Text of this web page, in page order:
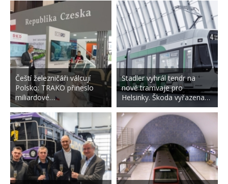
Čeští železničáři válcují
Polsko: TRAKO přineslo
miliardové…
Stadler vyhrál tendr na
nové tramvaje pro
Helsinky. Škoda vyřazena…